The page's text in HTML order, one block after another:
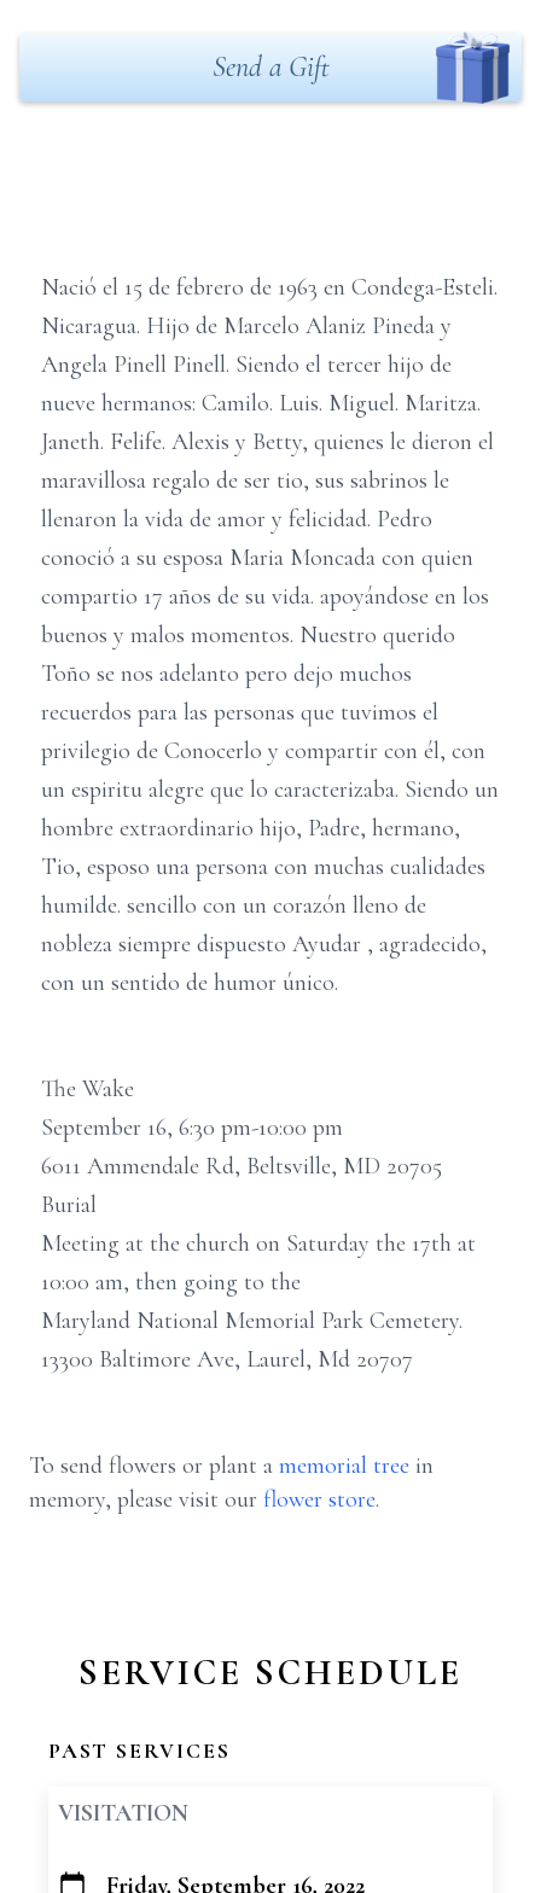
Send a Gift
Nació el 15 de febrero de 1963 en Condega-Esteli.
Nicaragua. Hijo de Marcelo Alaniz Pineda y
Angela Pinell Pinell. Siendo el tercer hijo de
nueve hermanos: Camilo. Luis. Miguel. Maritza.
Janeth. Felife. Alexis y Betty, quienes le dieron el
maravillosa regalo de ser tio, sus sabrinos le
llenaron la vida de amor y felicidad. Pedro
conoció a su esposa Maria Moncada con quien
compartio 17 años de su vida. apoyándose en los
buenos y malos momentos. Nuestro querido
Toño se nos adelanto pero dejo muchos
recuerdos para las personas que tuvimos el
privilegio de Conocerlo y compartir con él, con
un espiritu alegre que lo caracterizaba. Siendo un
hombre extraordinario hijo, Padre, hermano,
Tio, esposo una persona con muchas cualidades
humilde. sencillo con un corazón lleno de
nobleza siempre dispuesto Ayudar , agradecido,
con un sentido de humor único.
The Wake
September 16, 6:30 pm-10:00 pm
6011 Ammendale Rd, Beltsville, MD 20705
Burial
Meeting at the church on Saturday the 17th at
10:00 am, then going to the
Maryland National Memorial Park Cemetery.
13300 Baltimore Ave, Laurel, Md 20707
To send flowers or plant a memorial tree in
memory, please visit our flower store.
SERVICE SCHEDULE
PAST SERVICES
VISITATION
Friday, September 16, 2022